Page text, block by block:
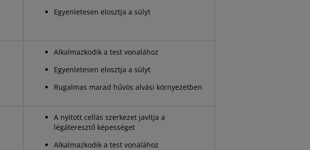
Egyenletesen elosztja a súlyt
Alkalmazkodik a test vonalához
Egyenletesen elosztja a súlyt
Rugalmas marad hűvös alvási környezetben
A nyitott cellás szerkezet javítja a
légáteresztő képességet
Alkalmazkodik a test vonalához